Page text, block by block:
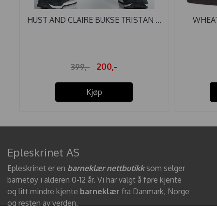
HUST AND CLAIRE BUKSE TRISTAN ...
399,- 200,-
Kjøp
Epleskrinet AS
Epleskrinet er en barneklær nettbutikksom selger
barnetøy i alderen 0-12 år. Vi har valgt å føre kjente
og litt mindre kjente barneklær fra Danmark, Norge
og resten av verden.